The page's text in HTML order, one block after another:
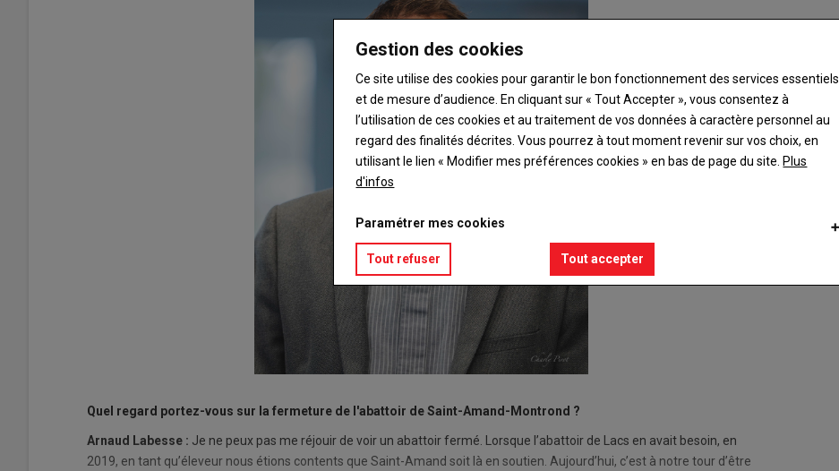
Quel regard portez-vous sur la fermeture de l'abattoir de Saint-Amand-Montrond ?
Arnaud Labesse : Je ne peux pas me réjouir de voir un abattoir fermé. Lorsque l’abattoir de Lacs en avait besoin, en
2019, en tant qu’éleveur nous étions contents que Saint-Amand soit là en soutien. Aujourd’hui, c’est à notre tour d’être
Gestion des cookies
Ce site utilise des cookies pour garantir le bon fonctionnement des services essentiels
et de mesure d’audience. En cliquant sur « Tout Accepter », vous consentez à
l’utilisation de ces cookies et au traitement de vos données à caractère personnel au
regard des finalités décrites. Vous pourrez à tout moment revenir sur vos choix, en
utilisant le lien « Modifier mes préférences cookies » en bas de page du site. Plus
d'infos
Paramétrer mes cookies
Tout refuser Tout accepter